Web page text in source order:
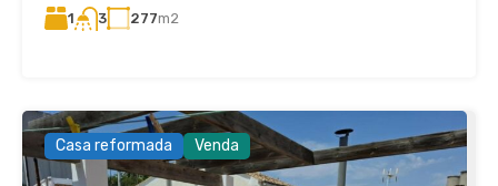
1 3 277m2
Casa reformada Venda